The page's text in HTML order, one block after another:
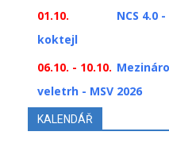
01.10.
NCS 4.0
koktejl
06.10. - 10.10.
veletrh - MSV 2026
KALENDÁŘ